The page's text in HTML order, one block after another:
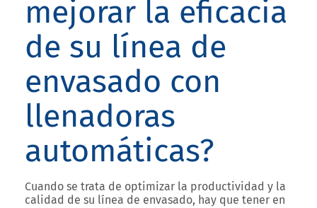
mejorar la eficacia
de su línea de
envasado con
llenadoras
automáticas?
Cuando se trata de optimizar la productividad y la
calidad de su línea de envasado, hay que tener en